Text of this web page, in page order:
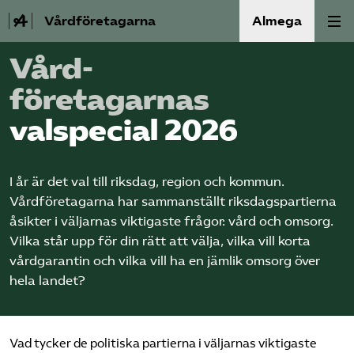
Vårdföretagarna Almega
Välfärdskriminalitet
Valmanifest
Aktiviteter
Våra frågor
Om oss
Vård­
företagarnas
valspecial 2026
I år är det val till riksdag, region och kommun.
Vårdföretagarna har sammanställt riksdagspartierna
åsikter i väljarnas viktigaste frågor: vård och omsorg.
Vilka står upp för din rätt att välja, vilka vill korta
vårdgarantin och vilka vill ha en jämlik omsorg över
hela landet?
Vad tycker de politiska partierna i väljarnas viktigaste